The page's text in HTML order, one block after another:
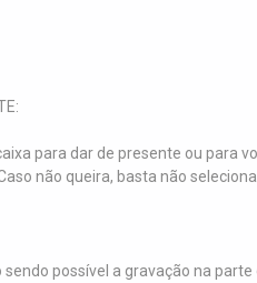
para dar de presente ou para
não queira, basta não
possível a gravação na